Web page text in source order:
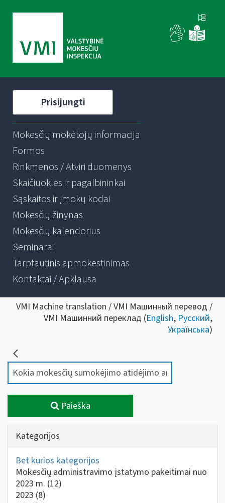
Prisijungti
Mokesčių mokėtojų informacija
Formos
Rinkmenos / Atviri duomenys
Skaičiuoklės ir pagalbininkai
Sąskaitos ir įmokų kodai
Mokesčių žinynas
Mokesčių kalendorius
Seminarai
Tarptautinis apmokestinimas
Kontaktai / Apklausa
VMI Machine translation / VMI Машинный перевод /
VMI Машинний переклад (English, Русский,
Українська)
Paieška
Kategorijos
Bet kurios kategorijos
Mokesčių administravimo įstatymo pakeitimai nuo
2023 m. (12)
2023 (8)